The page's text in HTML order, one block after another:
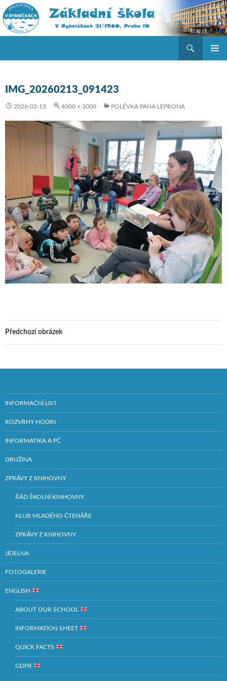
IMG_20260213_091423
2026-02-13 4000 × 3000 POLÉVKA PANA LEPRONA
Předchozí obrázek
INFORMAČNÍ LIST
ROZVRHY HODIN
INFORMATIKA A PČ
DRUŽINA
ZPRÁVY Z KNIHOVNY
ŘÁD ŠKOLNÍ KNIHOVNY
KLUB MLADÉHO ČTENÁŘE
ZPRÁVY Z KNIHOVNY
JÍDELNA
FOTOGALERIE
ENGLISH
ABOUT OUR SCHOOL
INFORMATION SHEET
QUICK FACTS
GDPR